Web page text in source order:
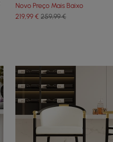
1 Peça
Novo Preço Mais Baixo
219,99€ 259,99 €